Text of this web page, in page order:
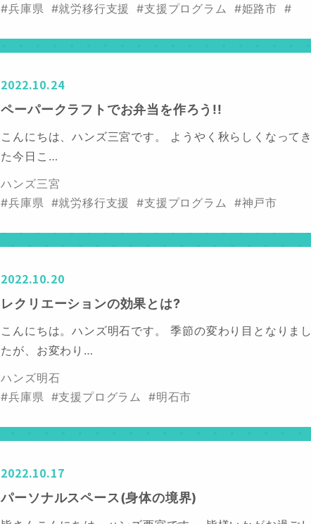
#兵庫県 #就労移行支援 #支援プログラム #姫路市 #
2022.10.24
ペーパークラフトでお弁当を作ろう!!
こんにちは、ハンズ三宮です。 ようやく秋らしくなってき
た今日こ…
ハンズ三宮
#兵庫県 #就労移行支援 #支援プログラム #神戸市
2022.10.20
レクリエーションの効果とは?
こんにちは。ハンズ明石です。 季節の変わり目となりまし
たが、お変わり…
ハンズ明石
#兵庫県 #支援プログラム #明石市
2022.10.17
パーソナルスペース(身体の境界)